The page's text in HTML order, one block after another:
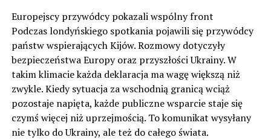
Europejscy przywódcy pokazali wspólny front
Podczas londyńskiego spotkania pojawili się przywódcy
państw wspierających Kijów. Rozmowy dotyczyły
bezpieczeństwa Europy oraz przyszłości Ukrainy. W
takim klimacie każda deklaracja ma wagę większą niż
zwykle. Kiedy sytuacja za wschodnią granicą wciąż
pozostaje napięta, każde publiczne wsparcie staje się
czymś więcej niż uprzejmością. To komunikat wysyłany
nie tylko do Ukrainy, ale też do całego świata.